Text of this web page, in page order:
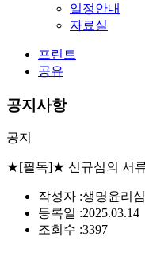
일정안내
자료실
프린트
공유
공지사항
공지
★[필독]★ 신규심의 서
작성자 :생명윤리
등록일 :2025.03.14
조회수 :3397